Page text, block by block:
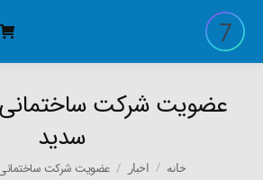
عضویت شرکت ساختمانی
سدید
You are here:
خانه اخبار عضویت شرکت